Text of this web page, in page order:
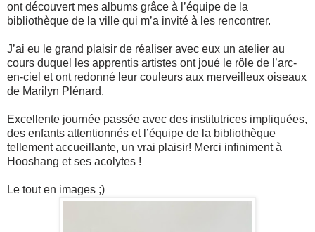
ont découvert mes albums grâce à l’équipe de la
bibliothèque de la ville qui m’a invité à les rencontrer.
J’ai eu le grand plaisir de réaliser avec eux un atelier au
cours duquel les apprentis artistes ont joué le rôle de l’arc-
en-ciel et ont redonné leur couleurs aux merveilleux oiseaux
de Marilyn Plénard.
Excellente journée passée avec des institutrices impliquées,
des enfants attentionnés et l’équipe de la bibliothèque
tellement accueillante, un vrai plaisir! Merci infiniment à
Hooshang et ses acolytes !
Le tout en images ;)